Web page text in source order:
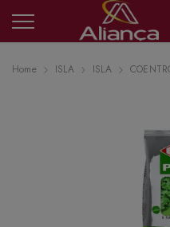
Home ISLA ISLA